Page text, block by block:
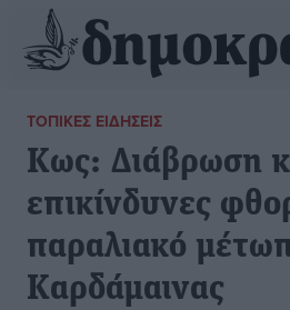
ΤΟΠΙΚΈΣ ΕΙΔΉΣΕΙΣ
Κως: Διάβρωση
επικίνδυνες
παραλιακό
Καρδάμαινας